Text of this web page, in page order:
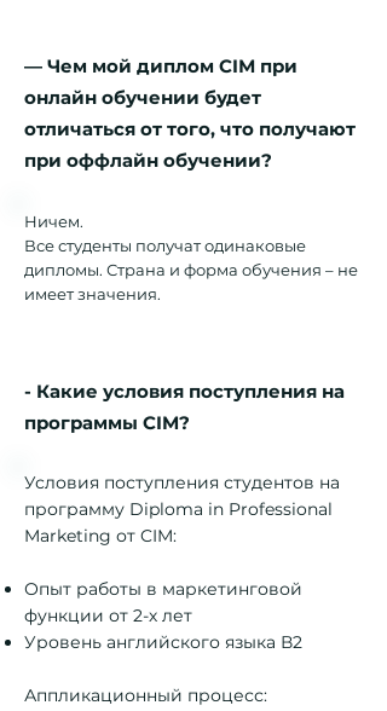
— Чем мой диплом СIМ при
онлайн обучении будет
отличаться от того, что получают
при оффлайн обучении?
Ничем.
Все студенты получат одинаковые
дипломы. Страна и форма обучения – не
имеет значения.
- Какие условия поступления на
программы CIM?
Условия поступления студентов на
программу Diploma in Professional
Marketing от CIM:
Опыт работы в маркетинговой
функции от 2-х лет
Уровень английского языка В2
Аппликационный процесс: